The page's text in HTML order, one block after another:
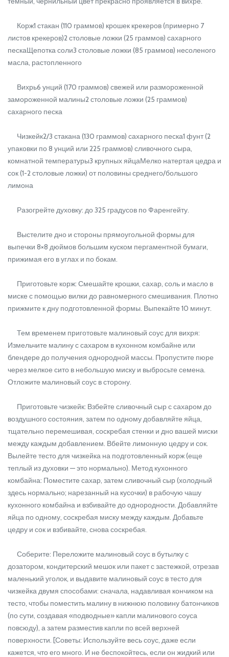
Корж1 стакан (110 граммов) крошек крекеров (примерно 7
листов крекеров)2 столовые ложки (25 граммов) сахарного
пескаЩепотка соли3 столовые ложки (85 граммов) несоленого
масла, растопленного
Вихрь6 унций (170 граммов) свежей или размороженной
замороженной малины2 столовые ложки (25 граммов)
сахарного песка
Чизкейк2/3 стакана (130 граммов) сахарного песка1 фунт (2
упаковки по 8 унций или 225 граммов) сливочного сыра,
комнатной температуры3 крупных яйцаМелко натертая цедра и
сок (1-2 столовые ложки) от половины среднего/большого
лимона
Разогрейте духовку: до 325 градусов по Фаренгейту.
Выстелите дно и стороны прямоугольной формы для
выпечки 8×8 дюймов большим куском пергаментной бумаги,
прижимая его в углах и по бокам.
Приготовьте корж: Смешайте крошки, сахар, соль и масло в
миске с помощью вилки до равномерного смешивания. Плотно
прижмите к дну подготовленной формы. Выпекайте 10 минут.
Тем временем приготовьте малиновый соус для вихря:
Измельчите малину с сахаром в кухонном комбайне или
блендере до получения однородной массы. Пропустите пюре
через мелкое сито в небольшую миску и выбросьте семена.
Отложите малиновый соус в сторону.
Приготовьте чизкейк: Взбейте сливочный сыр с сахаром до
воздушного состояния, затем по одному добавляйте яйца,
тщательно перемешивая, соскребая стенки и дно вашей миски
между каждым добавлением. Вбейте лимонную цедру и сок.
Вылейте тесто для чизкейка на подготовленный корж (еще
теплый из духовки — это нормально). Метод кухонного
комбайна: Поместите сахар, затем сливочный сыр (холодный
здесь нормально; нарезанный на кусочки) в рабочую чашу
кухонного комбайна и взбивайте до однородности. Добавляйте
яйца по одному, соскребая миску между каждым. Добавьте
цедру и сок и взбивайте, снова соскребая.
Соберите: Переложите малиновый соус в бутылку с
дозатором, кондитерский мешок или пакет с застежкой, отрезав
маленький уголок, и выдавите малиновый соус в тесто для
чизкейка двумя способами: сначала, надавливая кончиком на
тесто, чтобы поместить малину в нижнюю половину батончиков
(по сути, создавая «подводные» капли малинового соуса
повсюду), а затем разместив капли по всей верхней
поверхности. [Советы: Используйте весь соус, даже если
кажется, что его много. И не беспокойтесь, если он жидкий или